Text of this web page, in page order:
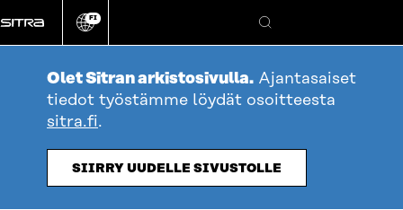
suoraan
sisältöön
Vaihda
kieli
FI
Hae
Olet Sitran arkistosivulla. Ajantasaiset
tiedot työstämme löydät osoitteesta
sitra.fi.
SIIRRY UUDELLE SIVUSTOLLE